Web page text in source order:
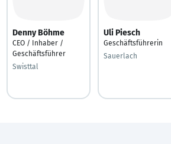
Denny Böhme
CEO / Inhaber /
Geschäftsführer
Swisttal
Uli Piesch
Geschäftsführerin
Sauerlach